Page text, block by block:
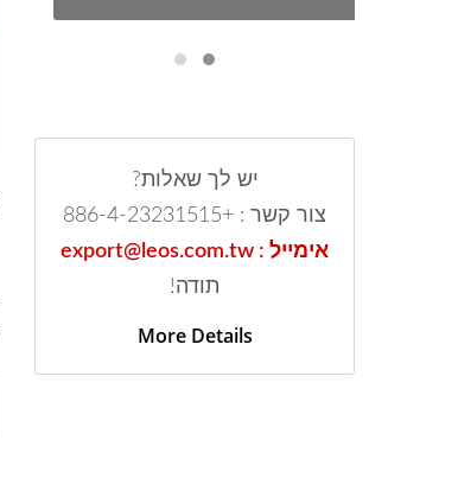
יש לך שאלות?
צור קשר : +886-4-23231515
אימייל : export@leos.com.tw
תודה!
More Details